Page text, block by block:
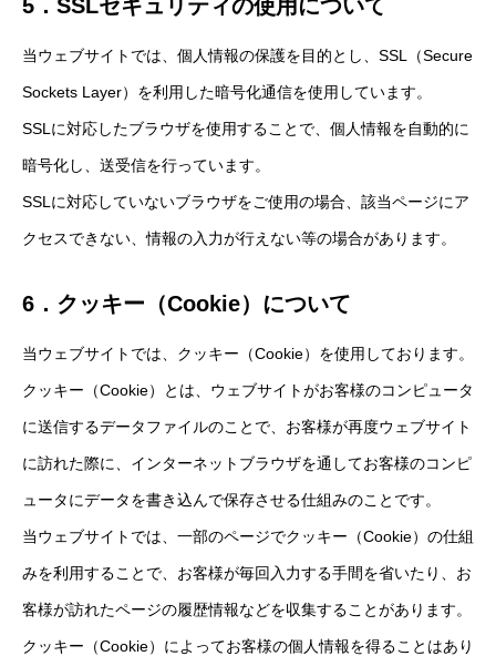
ITよろず相談
会員・サービス一覧 OUR MEMBERS & SERVICES
ソリューション
活動実績一覧 ACTIVITIES
5．SSLセキュリティの使用について
当ウェブサイトでは、個人情報の保護を目的とし、SSL（Secure
Sockets Layer）を利用した暗号化通信を使用しています。
SSLに対応したブラウザを使用することで、個人情報を自動的に
暗号化し、送受信を行っています。
SSLに対応していないブラウザをご使用の場合、該当ページにア
クセスできない、情報の入力が行えない等の場合があります。
6．クッキー（Cookie）について
当ウェブサイトでは、クッキー（Cookie）を使用しております。
クッキー（Cookie）とは、ウェブサイトがお客様のコンピュータ
に送信するデータファイルのことで、お客様が再度ウェブサイト
に訪れた際に、インターネットブラウザを通してお客様のコンピ
ュータにデータを書き込んで保存させる仕組みのことです。
当ウェブサイトでは、一部のページでクッキー（Cookie）の仕組
みを利用することで、お客様が毎回入力する手間を省いたり、お
客様が訪れたページの履歴情報などを収集することがあります。
クッキー（Cookie）によってお客様の個人情報を得ることはあり